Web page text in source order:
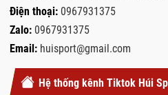
Điện thoại: 0967931375
Zalo: 0967931375
Email: huisport@gmail.com
Hệ thống kênh Tiktok Húi